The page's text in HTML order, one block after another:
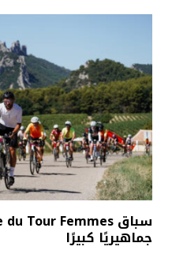
جماهيريًا كبيرًا